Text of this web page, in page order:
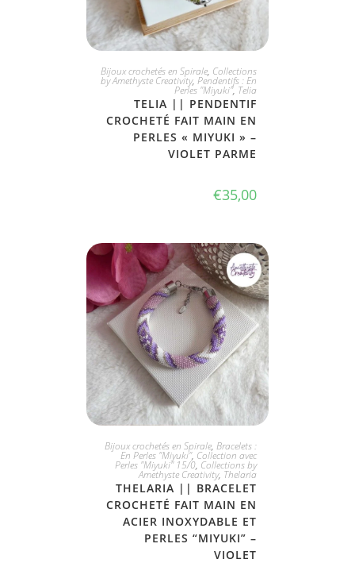
JE L'ADOPTE
Bijoux crochetés en Spirale, Collections
by Amethyste Creativity, Pendentifs : En
Perles "Miyuki", Telia
TELIA || PENDENTIF
CROCHETÉ FAIT MAIN EN
PERLES « MIYUKI » –
VIOLET PARME
€35,00
JE L'ADOPTE
Bijoux crochetés en Spirale, Bracelets :
En Perles "Miyuki", Collection avec
Perles "Miyuki" 15/0, Collections by
Amethyste Creativity, Thelaria
THELARIA || BRACELET
CROCHETÉ FAIT MAIN EN
ACIER INOXYDABLE ET
PERLES “MIYUKI” –
VIOLET